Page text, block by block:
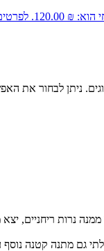
₪ 120.00.
ניתן לבחור את
נרות ריחניים,
מתנה קטנה נוסף